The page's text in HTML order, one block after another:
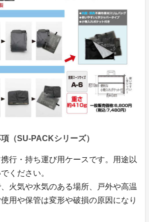
（SU-PACKシリーズ）
行・持ち運び用ケースです。用途以
ください。
火気や水気のある場所、戸外や高温
用や保管は変形や破損の原因になり